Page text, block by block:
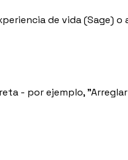
de vida (Sage)
- por ejemplo,